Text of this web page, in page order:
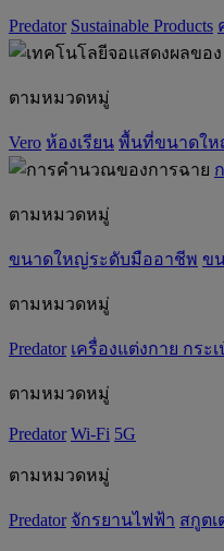
Predator ‌Sustainable Products
ตามหมวดหมู่
Vero ห้องเรียน พื้นที่ขนาดใ
ตามหมวดหมู่
ขนาดใหญ่ระดับมืออาชีพ ข
ตามหมวดหมู่
Predator เครื่องแต่งกาย กระ
ตามหมวดหมู่
Predator Wi-Fi 5G
ตามหมวดหมู่
Predator จักรยานไฟฟ้า สกูต